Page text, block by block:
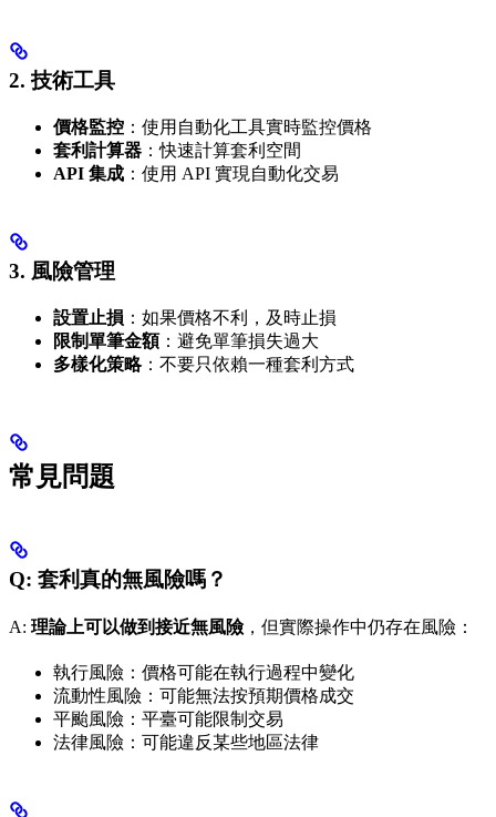
2. 技術工具
價格監控 ：使用自動化工具實時監控價格
套利計算器 ：快速計算套利空間
API 集成 ：使用 API 實現自動化交易
3. 風險管理
設置止損 ：如果價格不利，及時止損
限制單筆金額：避免單筆損失過大
多樣化策略：不要只依賴一種套利方式
常見問題
Q: 套利真的無風險嗎？
A: 理論上可以做到接近無風險 ，但實際操作中仍存在風險：
執行風險：價格可能在執行過程中變化
流動性風險：可能無法按預期價格成交
平颱風險：平臺可能限制交易
法律風險：可能違反某些地區法律